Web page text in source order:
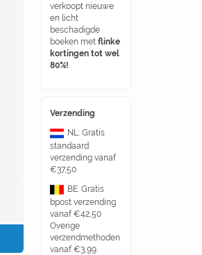
verkoopt nieuwe
en licht
beschadigde
boeken met flinke
kortingen tot wel
80%!
Verzending
NL: Gratis
standaard
verzending vanaf
€37,50
BE: Gratis
bpost verzending
vanaf €42,50
Overige
verzendmethoden
vanaf €3,99.